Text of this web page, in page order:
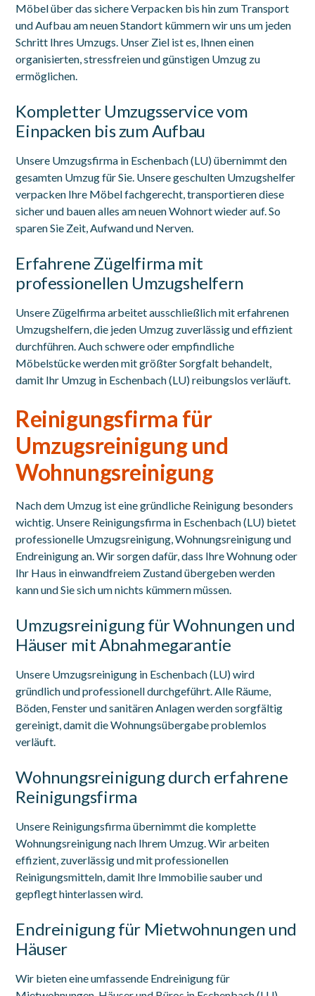
Möbel über das sichere Verpacken bis hin zum Transport
und Aufbau am neuen Standort kümmern wir uns um jeden
Schritt Ihres Umzugs. Unser Ziel ist es, Ihnen einen
organisierten, stressfreien und günstigen Umzug zu
ermöglichen.
Kompletter Umzugsservice vom
Einpacken bis zum Aufbau
Unsere Umzugsfirma in Eschenbach (LU) übernimmt den
gesamten Umzug für Sie. Unsere geschulten Umzugshelfer
verpacken Ihre Möbel fachgerecht, transportieren diese
sicher und bauen alles am neuen Wohnort wieder auf. So
sparen Sie Zeit, Aufwand und Nerven.
Erfahrene Zügelfirma mit
professionellen Umzugshelfern
Unsere Zügelfirma arbeitet ausschließlich mit erfahrenen
Umzugshelfern, die jeden Umzug zuverlässig und effizient
durchführen. Auch schwere oder empfindliche
Möbelstücke werden mit größter Sorgfalt behandelt,
damit Ihr Umzug in Eschenbach (LU) reibungslos verläuft.
Reinigungsfirma für
Umzugsreinigung und
Wohnungsreinigung
Nach dem Umzug ist eine gründliche Reinigung besonders
wichtig. Unsere Reinigungsfirma in Eschenbach (LU) bietet
professionelle Umzugsreinigung, Wohnungsreinigung und
Endreinigung an. Wir sorgen dafür, dass Ihre Wohnung oder
Ihr Haus in einwandfreiem Zustand übergeben werden
kann und Sie sich um nichts kümmern müssen.
Umzugsreinigung für Wohnungen und
Häuser mit Abnahmegarantie
Unsere Umzugsreinigung in Eschenbach (LU) wird
gründlich und professionell durchgeführt. Alle Räume,
Böden, Fenster und sanitären Anlagen werden sorgfältig
gereinigt, damit die Wohnungsübergabe problemlos
verläuft.
Wohnungsreinigung durch erfahrene
Reinigungsfirma
Unsere Reinigungsfirma übernimmt die komplette
Wohnungsreinigung nach Ihrem Umzug. Wir arbeiten
effizient, zuverlässig und mit professionellen
Reinigungsmitteln, damit Ihre Immobilie sauber und
gepflegt hinterlassen wird.
Endreinigung für Mietwohnungen und
Häuser
Wir bieten eine umfassende Endreinigung für